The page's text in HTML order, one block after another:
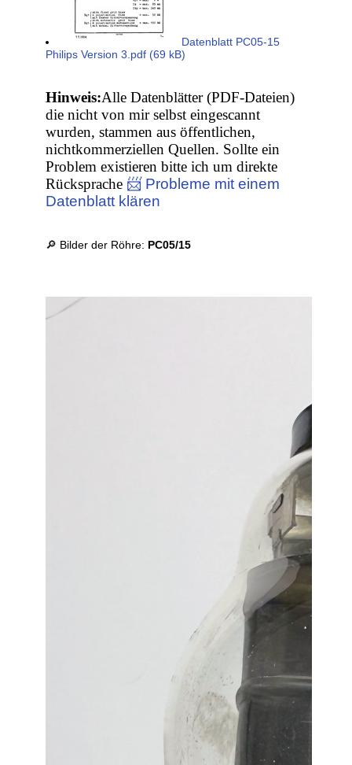
Datenblatt PC05-15
Philips Version 3.pdf (69 kB)
Hinweis:Alle Datenblätter (PDF-Dateien)
die nicht von mir selbst eingescannt
wurden, stammen aus öffentlichen,
nichtkommerziellen Quellen. Sollte ein
Problem existieren bitte ich um direkte
Rücksprache 📨 Probleme mit einem
Datenblatt klären
🔎 Bilder der Röhre: PC05/15